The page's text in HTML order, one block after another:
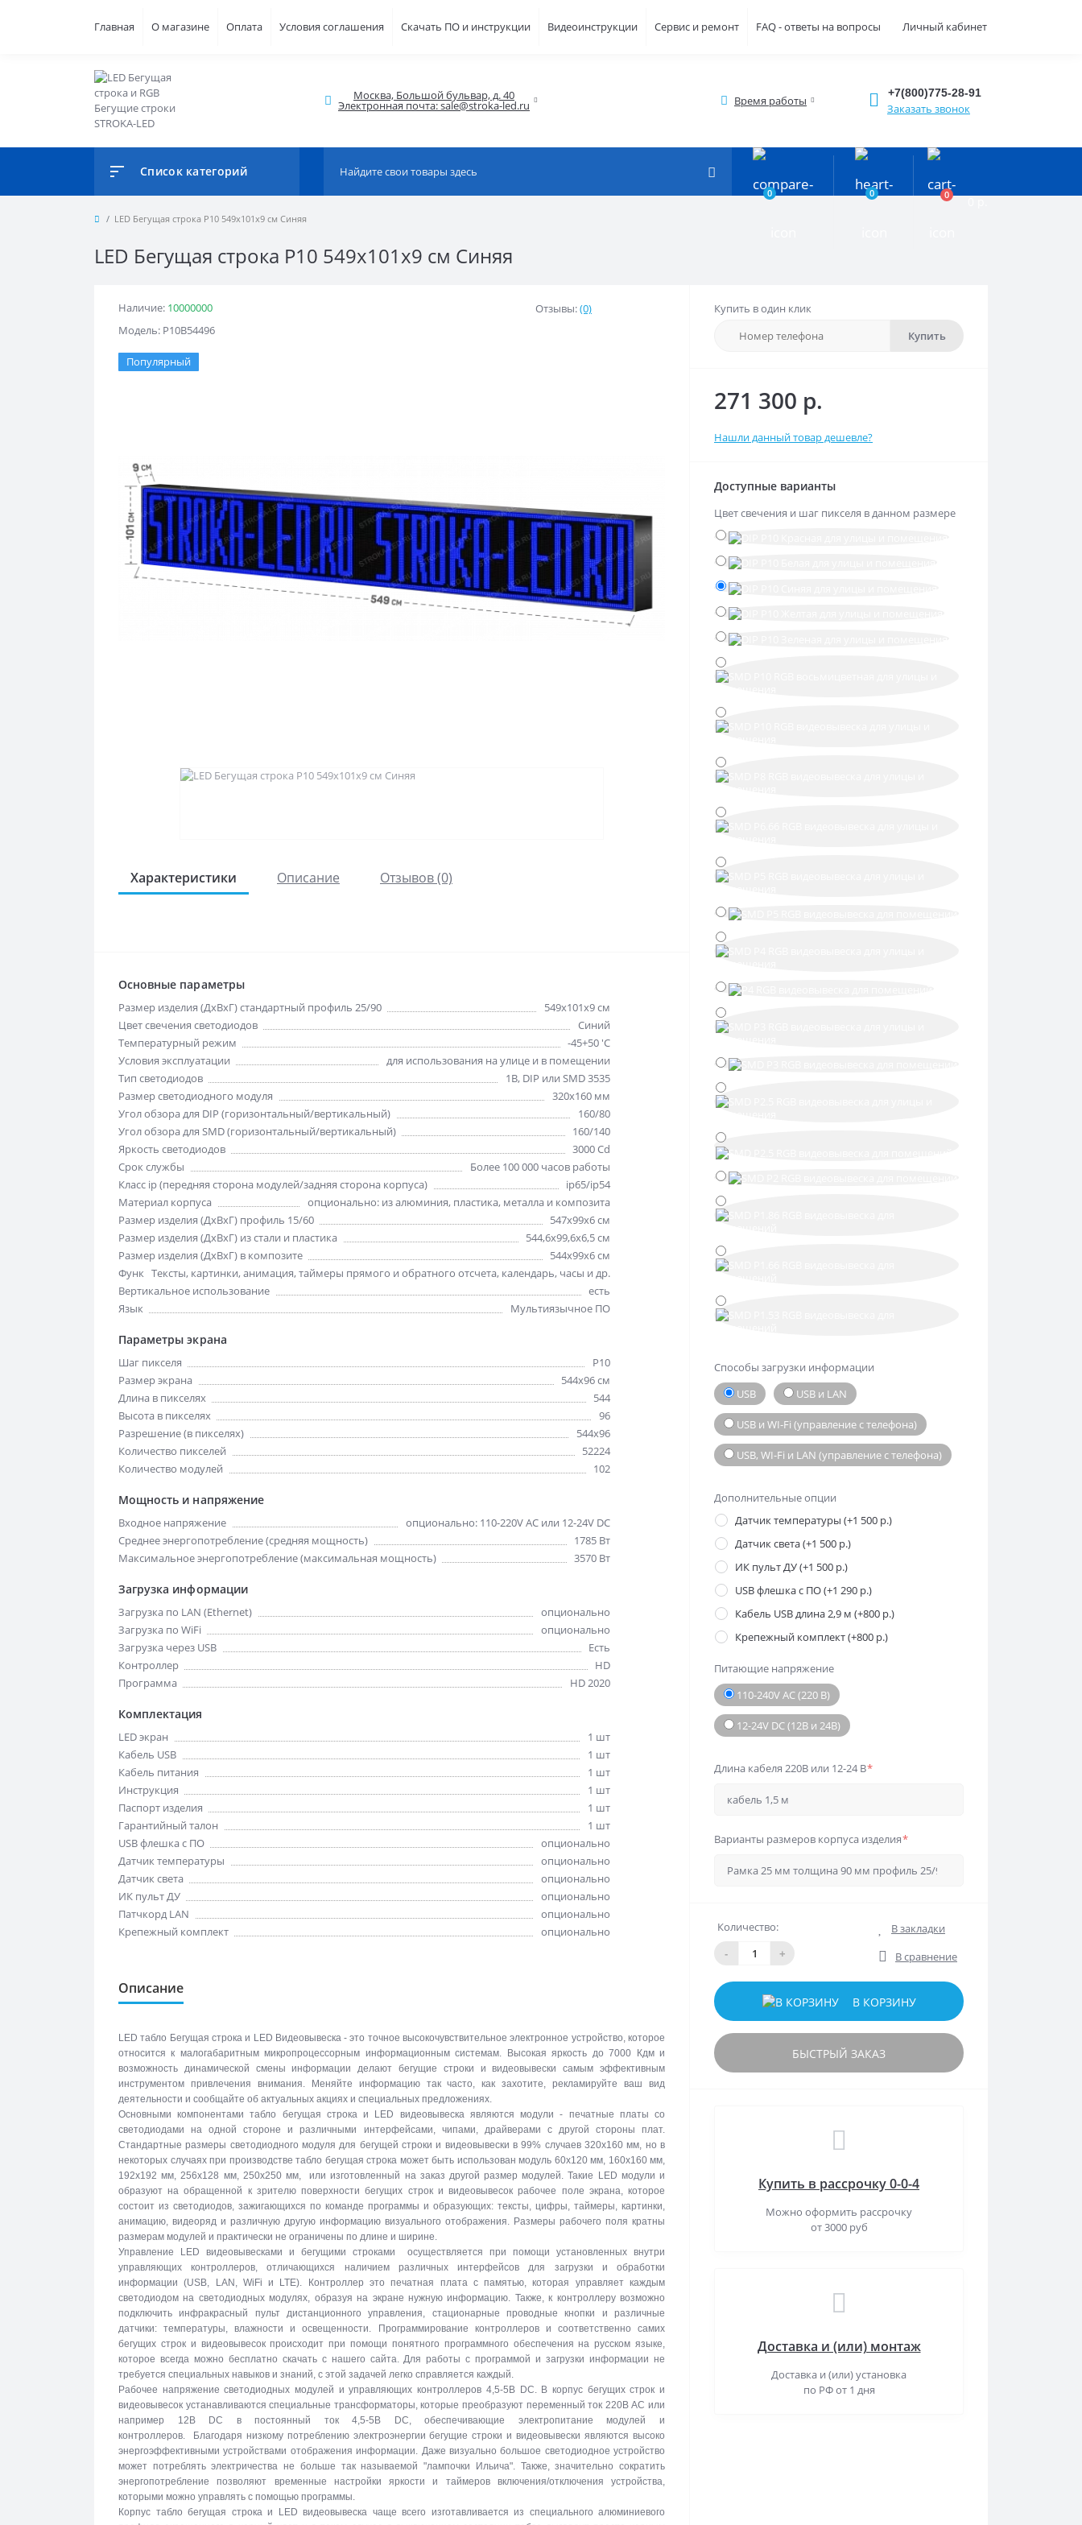
Главная О магазине Оплата Условия соглашения Скачать ПО и инструкции Видеоинструкции Сервис и ремонт FAQ - ответы на вопросы Личный кабинет
Москва, Большой бульвар, д. 40
Электронная почта: sale@stroka-led.ru Время работы
+7(800)775-28-91
Заказать звонок
Список категорий
0 0 0
LED Бегущая строка Р10 549x101x9 см Синяя
LED Бегущая строка Р10 549x101x9 см Синяя
Наличие: 10000000
Модель: Р10B54496
Отзывы:(0)
Популярный
Характеристики Описание Отзывов (0)
Основные параметры
Размер изделия (ДхВхГ) стандартный профиль 25/90
549х101х9 см
Цвет свечения светодиодов
Синий
Температурный режим
-45+50 'C
Условия эксплуатации
для использования на улице и в помещении
Тип светодиодов
1B, DIP или SMD 3535
Размер светодиодного модуля
320х160 мм
Угол обзора для DIP (горизонтальный/вертикальный)
160/80
Угол обзора для SMD (горизонтальный/вертикальный)
160/140
Яркость светодиодов
3000 Cd
Срок службы
Более 100 000 часов работы
Класс ip (передняя сторона модулей/задняя сторона корпуса)
ip65/ip54
Материал корпуса
опционально: из алюминия, пластика, металла и композита
Размер изделия (ДхВхГ) профиль 15/60
547х99х6 см
Размер изделия (ДхВхГ) из стали и пластика
544,6х99,6х6,5 см
Размер изделия (ДхВхГ) в композите
544х99х6 см
Функции отображения
Тексты, картинки, анимация, таймеры прямого и обратного отсчета, календарь, часы и др.
Вертикальное использование
есть
Язык
Мультиязычное ПО
Параметры экрана
Шаг пикселя
Р10
Размер экрана
544х96 см
Длина в пикселях
544
Высота в пикселях
96
Разрешение (в пикселях)
544x96
Количество пикселей
52224
Количество модулей
102
Мощность и напряжение
Входное напряжение
опционально: 110-220V AC или 12-24V DC
Среднее энергопотребление (средняя мощность)
1785 Вт
Максимальное энергопотребление (максимальная мощность)
3570 Вт
Загрузка информации
Загрузка по LAN (Ethernet)
опционально
Загрузка по WiFi
опционально
Загрузка через USB
Есть
Контроллер
HD
Программа
HD 2020
Комплектация
LED экран
1 шт
Кабель USB
1 шт
Кабель питания
1 шт
Инструкция
1 шт
Паспорт изделия
1 шт
Гарантийный талон
1 шт
USB флешка с ПО
опционально
Датчик температуры
опционально
Датчик света
опционально
ИК пульт ДУ
опционально
Патчкорд LAN
опционально
Крепежный комплект
опционально
Описание
LED табло Бегущая строка и LED Видеовывеска - это точное высокочувствительное электронное устройство, которое
относится к малогабаритным микропроцессорным информационным системам. Высокая яркость до 7000 Кдм и
возможность динамической смены информации делают бегущие строки и видеовывески самым эффективным
инструментом привлечения внимания. Меняйте информацию так часто, как захотите, рекламируйте ваш вид
деятельности и сообщайте об актуальных акциях и специальных предложениях.
Основными компонентами табло бегущая строка и LED видеовывеска являются модули - печатные платы со
светодиодами на одной стороне и различными интерфейсами, чипами, драйверами с другой стороны плат.
Стандартные размеры светодиодного модуля для бегущей строки и видеовывески в 99% случаев 320х160 мм, но в
некоторых случаях при производстве табло бегущая строка может быть использован модуль 60х120 мм, 160х160 мм,
192х192 мм, 256х128 мм, 250х250 мм, или изготовленный на заказ другой размер модулей. Такие LED модули и
образуют на обращенной к зрителю поверхности бегущих строк и видеовывесок рабочее поле экрана, которое
состоит из светодиодов, зажигающихся по команде программы и образующих: тексты, цифры, таймеры, картинки,
анимацию, видеоряд и различную другую информацию визуального отображения. Размеры рабочего поля кратны
размерам модулей и практически не ограничены по длине и ширине.
Управление LED видеовывесками и бегущими строками осуществляется при помощи установленных внутри
управляющих контроллеров, отличающихся наличием различных интерфейсов для загрузки и обработки
информации (USB, LAN, WiFi и LTE). Контроллер это печатная плата с памятью, которая управляет каждым
светодиодом на светодиодных модулях, образуя на экране нужную информацию. Также, к контроллеру возможно
подключить инфракрасный пульт дистанционного управления, стационарные проводные кнопки и различные
датчики: температуры, влажности и освещенности. Программирование контроллеров и соответственно самих
бегущих строк и видеовывесок происходит при помощи понятного программного обеспечения на русском языке,
которое всегда можно бесплатно скачать с нашего сайта. Для работы с программой и загрузки информации не
требуется специальных навыков и знаний, с этой задачей легко справляется каждый.
Рабочее напряжение светодиодных модулей и управляющих контроллеров 4,5-5В DC. В корпус бегущих строк и
видеовывесок устанавливаются специальные трансформаторы, которые преобразуют переменный ток 220В АС или
например 12В DC в постоянный ток 4,5-5В DC, обеспечивающие электропитание модулей и
контроллеров. Благодаря низкому потреблению электроэнергии бегущие строки и видеовывески являются высоко
энергоэффективными устройствами отображения информации. Даже визуально большое светодиодное устройство
может потреблять электричества не больше так называемой "лампочки Ильича". Также, значительно сократить
энергопотребление позволяют временные настройки яркости и таймеров включения/отключения устройства,
которыми можно управлять с помощью программы.
Корпус табло бегущая строка и LED видеовывеска чаще всего изготавливается из специального алюминиевого
Купить в один клик
Купить
271 300 р.
Нашли данный товар дешевле?
Доступные варианты
Цвет свечения и шаг пикселя в данном размере
Способы загрузки информации
USB
USB и LAN
USB и WI-Fi (управление с телефона)
USB, WI-Fi и LAN (управление с телефона)
Дополнительные опции
Датчик температуры (+1 500 р.)
Датчик света (+1 500 р.)
ИК пульт ДУ (+1 500 р.)
USB флешка с ПО (+1 290 р.)
Кабель USB длина 2,9 м (+800 р.)
Крепежный комплект (+800 р.)
Питающие напряжение
110-240V AC (220 В)
12-24V DC (12В и 24В)
Длина кабеля 220В или 12-24 В*
Варианты размеров корпуса изделия*
Количество:
- +
В закладки
В сравнение
В КОРЗИНУ
БЫСТРЫЙ ЗАКАЗ
Купить в рассрочку 0-0-4
Можно оформить рассрочку
от 3000 руб
Доставка и (или) монтаж
Доставка и (или) установка
по РФ от 1 дня